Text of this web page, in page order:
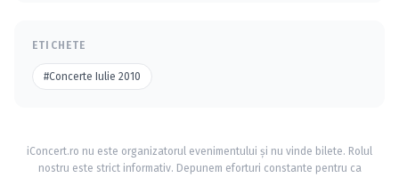
ETICHETE
#Concerte Iulie 2010
iConcert.ro nu este organizatorul evenimentului și nu vinde bilete. Rolul
nostru este strict informativ. Depunem eforturi constante pentru ca